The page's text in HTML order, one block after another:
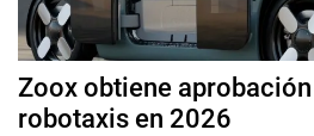
Zoox obtiene
robotaxis en 2026